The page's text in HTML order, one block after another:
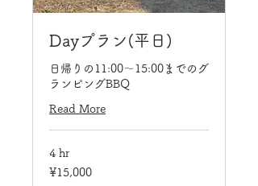
Dayプラン(平日)
日帰りの11:00〜15:00までのグ
ランピングBBQ
Read More
4 hr
15,000
Japanese
¥15,000